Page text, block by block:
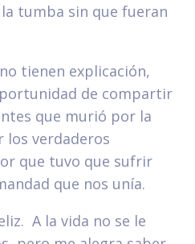
tumba sin que fueran
tienen explicación,
de compartir
que murió por la
los verdaderos
que tuvo que sufrir
que nos unía.
A la vida no se le